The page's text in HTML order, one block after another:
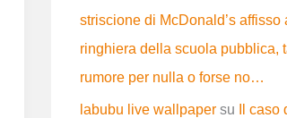
striscione di McDonald’s affisso
ringhiera della scuola pubblica,
rumore per nulla o forse no…
labubu live wallpaper su
Il caso